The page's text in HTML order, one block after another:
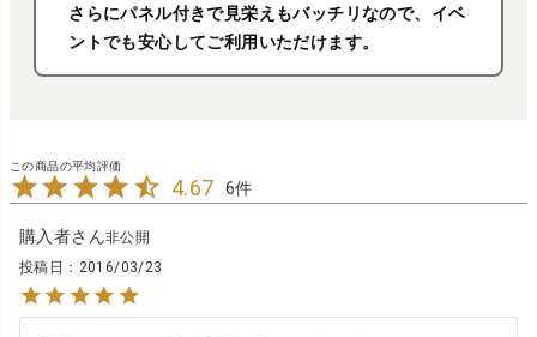
さらにパネル付きで見栄えもバッチリなので、イベ
ントでも安心してご利用いただけます。
4.67 6
購入者
非公開
投稿日
2016/03/23